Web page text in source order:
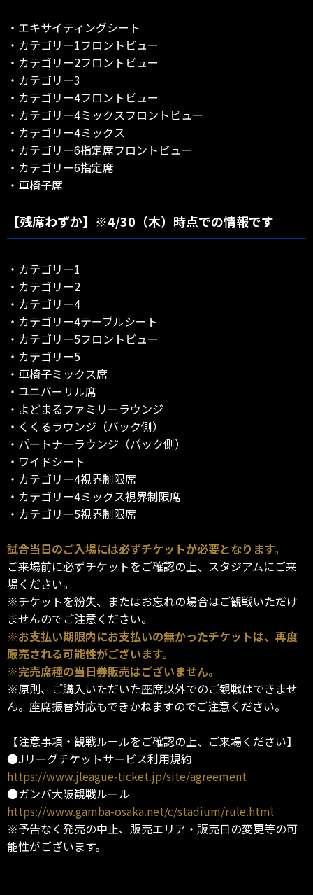
・エキサイティングシート
・カテゴリー1フロントビュー
・カテゴリー2フロントビュー
・カテゴリー3
・カテゴリー4フロントビュー
・カテゴリー4ミックスフロントビュー
・カテゴリー4ミックス
・カテゴリー6指定席フロントビュー
・カテゴリー6指定席
・車椅子席
【残席わずか】※4/30（木）時点での情報です
・カテゴリー1
・カテゴリー2
・カテゴリー4
・カテゴリー4テーブルシート
・カテゴリー5フロントビュー
・カテゴリー5
・車椅子ミックス席
・ユニバーサル席
・よどまるファミリーラウンジ
・くくるラウンジ（バック側）
・パートナーラウンジ（バック側）
・ワイドシート
・カテゴリー4視界制限席
・カテゴリー4ミックス視界制限席
・カテゴリー5視界制限席
試合当日のご入場には必ずチケットが必要となります。
ご来場前に必ずチケットをご確認の上、スタジアムにご来
場ください。
※チケットを紛失、またはお忘れの場合はご観戦いただけ
ませんのでご注意ください。
※お支払い期限内にお支払いの無かったチケットは、再度
販売される可能性がございます。
※完売席種の当日券販売はございません。
※原則、ご購入いただいた座席以外でのご観戦はできませ
ん。座席振替対応もできかねますのでご注意ください。
【注意事項・観戦ルールをご確認の上、ご来場ください】
●Jリーグチケットサービス利用規約
https://www.jleague-ticket.jp/site/agreement
●ガンバ大阪観戦ルール
https://www.gamba-osaka.net/c/stadium/rule.html
※予告なく発売の中止、販売エリア・販売日の変更等の可
能性がございます。